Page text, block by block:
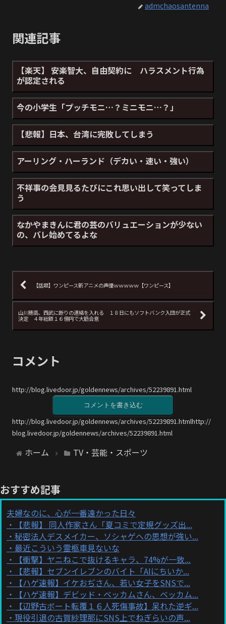
admchaosantenna
関連記事
【楽天】 安楽智大、自由契約に ハラスメント行為
が認定される
今の小学生「プッチモニ…？ミニモニ…？」
【悲報】日本、台湾に完敗してしまう
アーリング・ハーランド（デカい・速い・強い）
不祥事の会見見るたびにこれ思い出して笑ってしま
う
なかやまきんに君の芸のバリュエーションが少ない
の、バレ始めてるよな
【話題】ワンピース新アニメの声優ｗｗｗｗｗ【ワンピース】
山川穂高、西武に断りの連絡を入れる １８日にもソフトバンク入団が正式
決定 ４年総額１６億円で大筋合意
コメント
http://blog.livedoor.jp/goldennews/archives/52239891.html
コメントを書き込む
http://blog.livedoor.jp/goldennews/archives/52239891.htmlhttp://
blog.livedoor.jp/goldennews/archives/52239891.html
ホーム TV・芸能・スポーツ
おすすめ記事
夫婦なのに、心が一番遠かった日々
【悲報】 同人作家さん「夏コミで定規グッズ出...
秘密法人デスメイカー、ソシャゲへの思想が強い...
最近こういう霊柩車見ないな
【衝撃】ヤニねこで抜けるキャラ、74%が一致...
【悲報】セブンイレブンのバイト「AIにちいか...
【ハゲ速報】イケおぢさん、若い女子をSNSで...
【ハゲ速報】デビッド・ベッカムさん、ベッカム...
【辺野古ボート転覆１６人死傷事故】呆れた逆ギ...
現役引退の古賀紗理那にSNS上でねぎらいの声...